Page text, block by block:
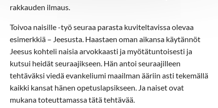
rakkauden ilmaus.
Toivoa naisille -työ seuraa parasta kuviteltavissa olevaa
esimerkkiä – Jeesusta. Haastaen oman aikansa käytännöt
Jeesus kohteli naisia arvokkaasti ja myötätuntoisesti ja
kutsui heidät seuraajikseen. Hän antoi seuraajilleen
tehtäväksi viedä evankeliumi maailman ääriin asti tekemällä
kaikki kansat hänen opetuslapsikseen. Ja naiset ovat
mukana toteuttamassa tätä tehtävää.